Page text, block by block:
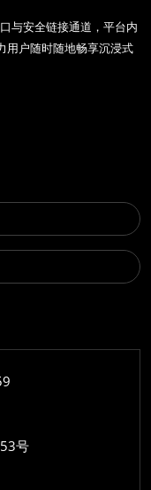
与安全链接通道，平台内
用户随时随地畅享沉浸式
号